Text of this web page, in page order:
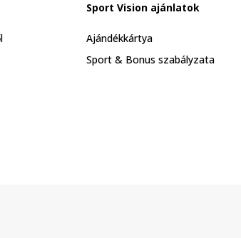
Sport Vision ajánlatok
Ajándékkártya
Sport & Bonus szabályzata